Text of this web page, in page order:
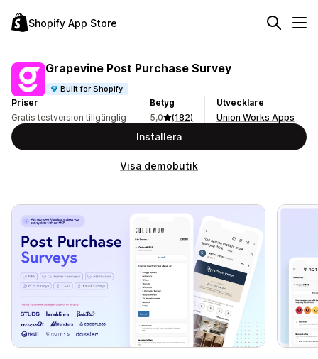
Shopify App Store
Grapevine Post Purchase Survey
Built for Shopify
Priser
Gratis testversion tillgänglig
Betyg
5,0
(182)
Utvecklare
Union Works Apps
Installera
Visa demobutik